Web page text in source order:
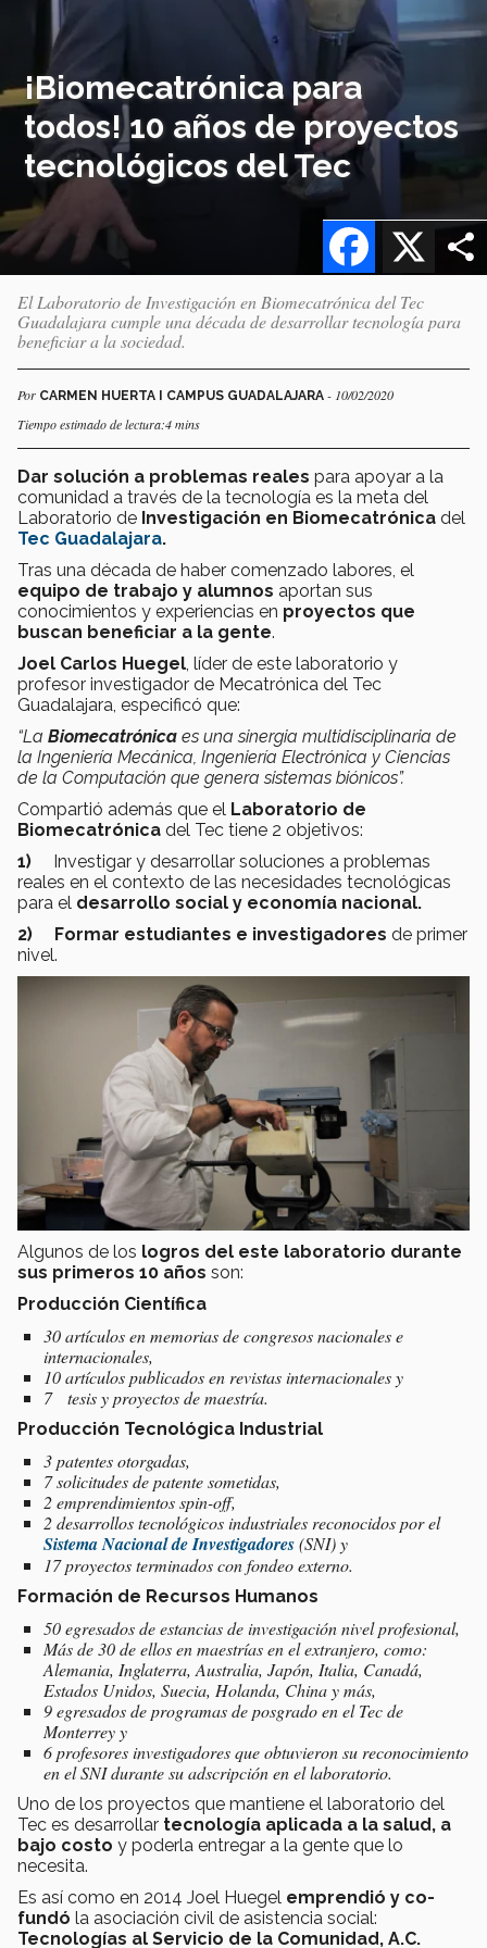
¡Biomecatrónica para
todos! 10 años de proyectos
tecnológicos del Tec
X
Facebook
El Laboratorio de Investigación en Biomecatrónica del Tec
Guadalajara cumple una década de desarrollar tecnología para
beneficiar a la sociedad.
Por CARMEN HUERTA I CAMPUS GUADALAJARA - 10/02/2020
Tiempo estimado de lectura:4 mins
Dar solución a problemas reales para apoyar a la
comunidad a través de la tecnología es la meta del
Laboratorio de Investigación en Biomecatrónica del
Tec Guadalajara.
Tras una década de haber comenzado labores, el
equipo de trabajo y alumnos aportan sus
conocimientos y experiencias en proyectos que
buscan beneficiar a la gente.
Joel Carlos Huegel , líder de este laboratorio y
profesor investigador de Mecatrónica del Tec
Guadalajara, especificó que:
“La Biomecatrónica es una sinergia multidisciplinaria de
la Ingeniería Mecánica, Ingeniería Electrónica y Ciencias
de la Computación que genera sistemas biónicos”.
Compartió además que el Laboratorio de
Biomecatrónica del Tec tiene 2 objetivos:
1) Investigar y desarrollar soluciones a problemas
reales en el contexto de las necesidades tecnológicas
para el desarrollo social y economía nacional.
2) Formar estudiantes e investigadores de primer
nivel.
Algunos de los logros del este laboratorio durante
sus primeros 10 años son:
Producción Científica
30 artículos en memorias de congresos nacionales e
internacionales,
10 artículos publicados en revistas internacionales y
7 tesis y proyectos de maestría.
Producción Tecnológica Industrial
3 patentes otorgadas,
7 solicitudes de patente sometidas,
2 emprendimientosspin-off,
2 desarrollos tecnológicos industriales reconocidos por el
Sistema Nacional de Investigadores(SNI) y
17 proyectos terminados con fondeo externo.
Formación de Recursos Humanos
50 egresados de estancias de investigación nivel profesional,
Más de 30 de ellos en maestrías en el extranjero, como:
Alemania, Inglaterra, Australia, Japón, Italia, Canadá,
Estados Unidos, Suecia, Holanda, China y más,
9 egresados de programas de posgrado en el Tec de
Monterrey y
6 profesores investigadores que obtuvieron su reconocimiento
en el SNI durante su adscripción en el laboratorio.
Uno de los proyectos que mantiene el laboratorio del
Tec es desarrollar tecnología aplicada a la salud, a
bajo costo y poderla entregar a la gente que lo
necesita.
Es así como en 2014 Joel Huegel emprendió y co-
fundó la asociación civil de asistencia social:
Tecnologías al Servicio de la Comunidad, A.C.